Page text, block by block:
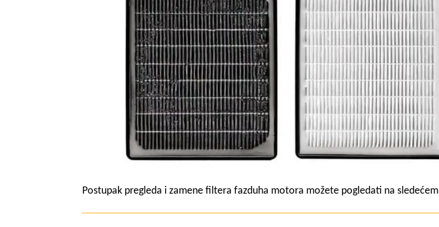
Postupak pregleda i zamene filtera fazduha motora možete pogledati na sledećem